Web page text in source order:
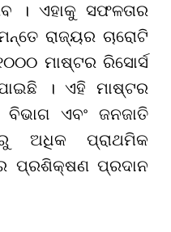
। ଏହାକୁ ସଫଳତାର
ରାଜ୍ୟର ଚାରୋଟି
ମାଷ୍ଟର ରିସୋର୍ସ
। ଏହି ମାଷ୍ଟର
ବିଭାଗ ଏବଂ ଜନଜାତି
ଅଧିକ ପ୍ରାଥମିକ
ପ୍ରଶିକ୍ଷଣ ପ୍ରଦାନ